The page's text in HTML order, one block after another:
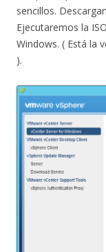
sencillos.
Ejecutaremos la
Windows. ( Está la
).